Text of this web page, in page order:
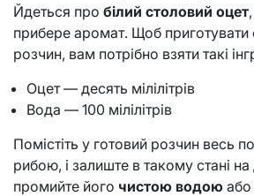
Йдеться про білий столовий оцет
прибере аромат. Щоб приготувати
розчин, вам потрібно взяти такі
Оцет — десять мілілітрів
Вода — 100 мілілітрів
Помістіть у готовий розчин весь
рибою, і залиште в такому стані
промийте його чистою водою або